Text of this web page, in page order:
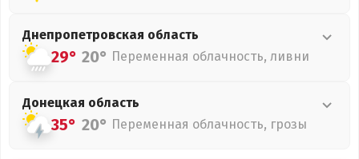
Днепропетровская область
29° 20° Переменная облачность, ливни
Донецкая область
35° 20° Переменная облачность, грозы